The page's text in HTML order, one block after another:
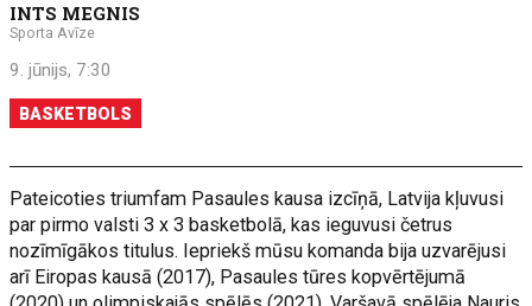
INTS MEGNIS
Sporta Avīze
9. jūnijs, 7:30
BASKETBOLS
Pateicoties triumfam Pasaules kausa izcīņā, Latvija kļuvusi
par pirmo valsti 3 x 3 basketbolā, kas ieguvusi četrus
nozīmīgākos titulus. Iepriekš mūsu komanda bija uzvarējusi
arī Eiropas kausā (2017), Pasaules tūres kopvērtējumā